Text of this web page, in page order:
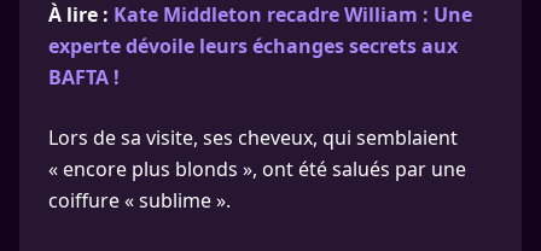
À lire : Kate Middleton recadre William : Une
experte dévoile leurs échanges secrets aux
BAFTA !
Lors de sa visite, ses cheveux, qui semblaient
« encore plus blonds », ont été salués par une
coiffure « sublime ».